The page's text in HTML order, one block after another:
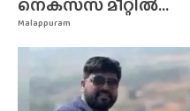
Malappuram